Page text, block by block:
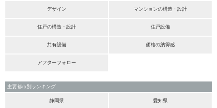
デザイン マンションの構造・設計
住戸の構造・設計 住戸設備
共有設備 価格の納得感
アフターフォロー
主要都市別ランキング
静岡県 愛知県